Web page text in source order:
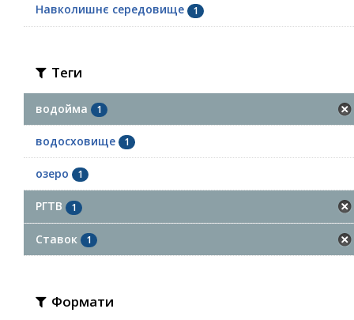
Навколишнє середовище 1
Теги
водойма 1
водосховище 1
озеро 1
РГТВ 1
Ставок 1
Формати